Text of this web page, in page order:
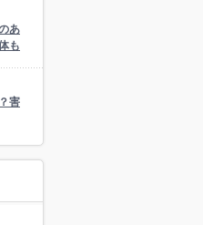
あ
も
害